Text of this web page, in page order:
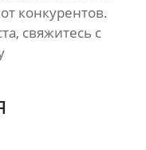
конкурентов.
свяжитесь с